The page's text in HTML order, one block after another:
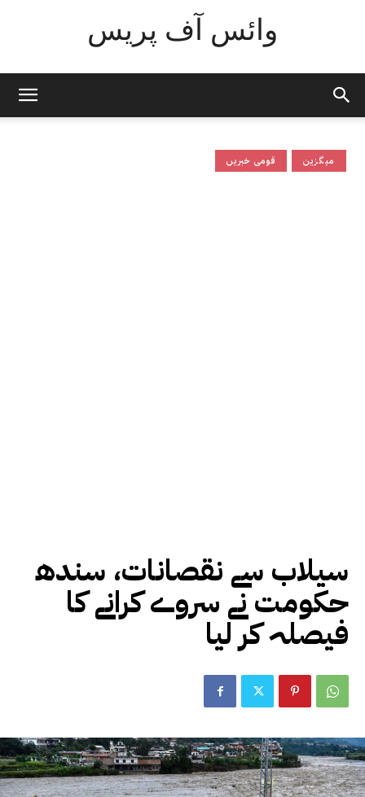
وائس آف پریس
قومی خبریں میگزین
سیلاب سے نقصانات، سندھ
حکومت نے سروے کرانے کا
فیصلہ کر لیا